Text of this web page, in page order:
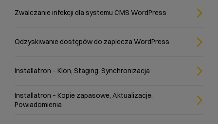
Zwalczanie infekcji dla systemu CMS WordPress
Odzyskiwanie dostępów do zaplecza WordPress
Installatron – Klon, Staging, Synchronizacja
Installatron – Kopie zapasowe, Aktualizacje,
Powiadomienia